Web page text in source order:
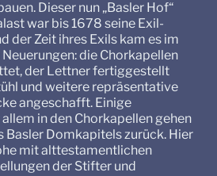
Dieser nun „Basler Hof“
war bis 1678 seine Exil-
der Zeit ihres Exils kam es im
die Chorkapellen
der Lettner fertiggestellt
und weitere repräsentative
angeschafft. Einige
in den Chorkapellen gehen
Basler Domkapitels zurück. Hier
mit alttestamentlichen
der Stifter und